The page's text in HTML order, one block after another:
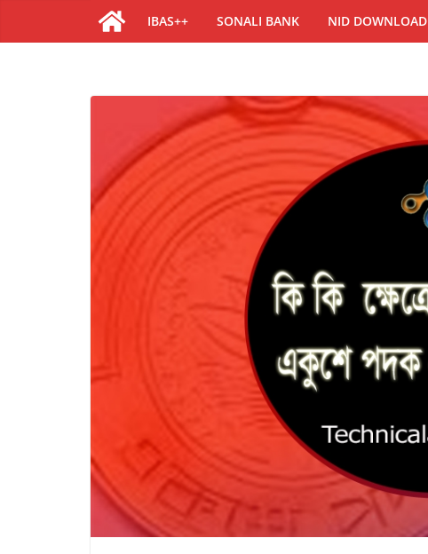
IBAS++ SONALI BANK NID DOWNLOAD